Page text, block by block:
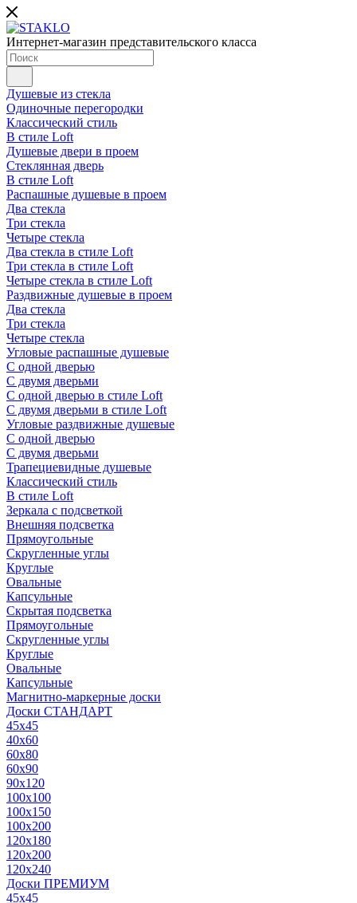
Интернет-магазин представительского класса
Душевые из стекла
Одиночные перегородки
Классический стиль
В стиле Loft
Душевые двери в проем
Стеклянная дверь
В стиле Loft
Распашные душевые в проем
Два стекла
Три стекла
Четыре стекла
Два стекла в стиле Loft
Три стекла в стиле Loft
Четыре стекла в стиле Loft
Раздвижные душевые в проем
Два стекла
Три стекла
Четыре стекла
Угловые распашные душевые
С одной дверью
С двумя дверьми
С одной дверью в стиле Loft
С двумя дверьми в стиле Loft
Угловые раздвижные душевые
С одной дверью
С двумя дверьми
Трапециевидные душевые
Классический стиль
В стиле Loft
Зеркала с подсветкой
Внешняя подсветка
Прямоугольные
Скругленные углы
Круглые
Овальные
Капсульные
Скрытая подсветка
Прямоугольные
Скругленные углы
Круглые
Овальные
Капсульные
Магнитно-маркерные доски
Доски СТАНДАРТ
45x45
40x60
60x80
60x90
90x120
100x100
100x150
100x200
120x180
120x200
120x240
Доски ПРЕМИУМ
45x45